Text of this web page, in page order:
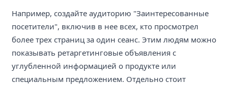
Например, создайте аудиторию "Заинтересованные
посетители", включив в нее всех, кто просмотрел
более трех страниц за один сеанс. Этим людям можно
показывать ретаргетинговые объявления с
углубленной информацией о продукте или
специальным предложением. Отдельно стоит